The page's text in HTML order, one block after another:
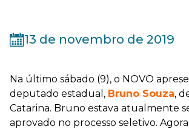
13 de novembro de 2019
Na último sábado (9), o NOVO
deputado estadual, Bruno Souza,
Catarina. Bruno estava atualmente
aprovado no processo seletivo.